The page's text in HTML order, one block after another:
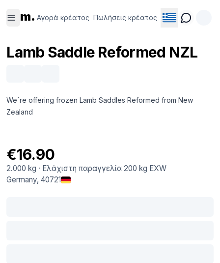
m. Αγορά κρέατος Πωλήσεις κρέατος
κρέατος κρέατος
Lamb Saddle Reformed NZL
We´re offering frozen Lamb Saddles Reformed from New
Zealand
€16.90
2.000 kg · Ελάχιστη παραγγελία 200 kg EXW
Germany, 40721